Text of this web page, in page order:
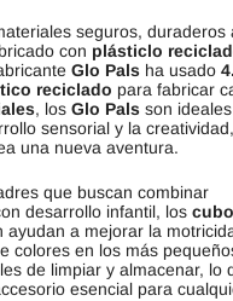
seguros, duraderos
con plásticlo
Glo Pals ha usado
reciclado para fabricar
, los Glo Pals son
sensorial y la
una nueva aventura.
que buscan combinar
desarrollo infantil, los
ayudan a mejorar la
colores en los más
de limpiar y almacenar, lo
esencial para